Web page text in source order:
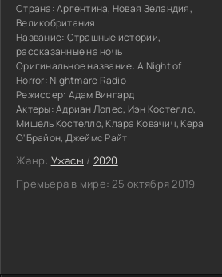
Страна:Аргентина, Новая Зеландия,
Великобритания
Название: Страшные истории,
рассказанные на ночь
Оригинальное название: A Night of
Horror: Nightmare Radio
Режиссер: Адам Вингард
Актеры:Адриан Лопес, Иэн Костелло,
Мишель Костелло, Клара Ковачич, Кера
О'Брайон, Джеймс Райт
Жанр: Ужасы / 2020
Премьера в мире: 25 октября 2019